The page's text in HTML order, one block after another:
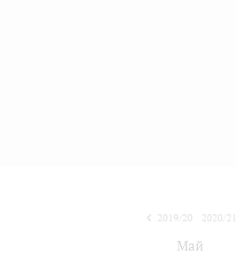
2019/20
2020/21
Май